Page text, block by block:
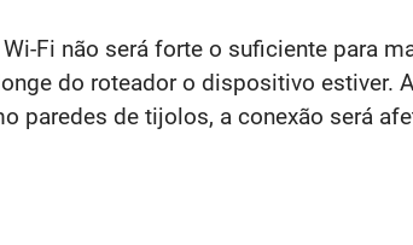
Fi não será forte o suficiente para
do roteador o dispositivo estiver.
paredes de tijolos, a conexão será